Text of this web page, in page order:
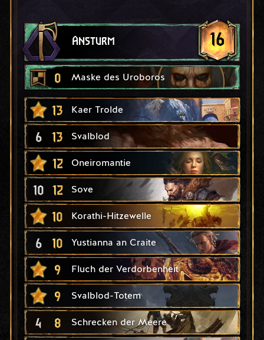
Ansturm 16
0 Maske des Uroboros
13 Kaer Trolde
6 13 Svalblod
12 Oneiromantie
10 12 Sove
10 Korathi-Hitzewelle
6 10 Yustianna an Craite
9 Fluch der Verdorbenheit
9 Svalblod-Totem
4 8 Schrecken der Meere